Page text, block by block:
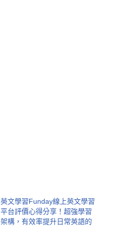
英文學習Funday線上英文學習
平台評價心得分享！超強學習
架構，有效率提升日常英語的